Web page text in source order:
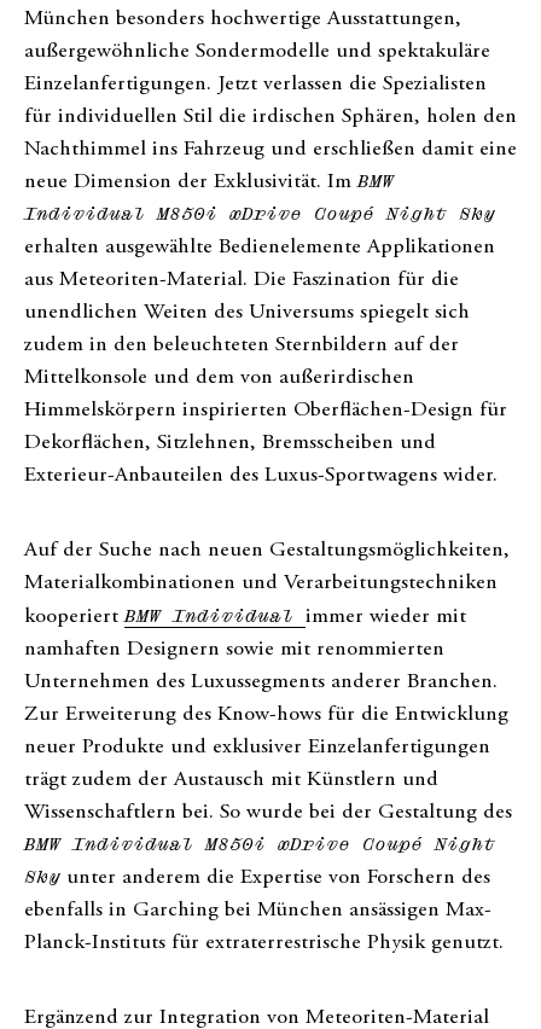
München besonders hochwertige Ausstattungen,
außergewöhnliche Sondermodelle und spektakuläre
Einzelanfertigungen. Jetzt verlassen die Spezialisten
für individuellen Stil die irdischen Sphären, holen den
Nachthimmel ins Fahrzeug und erschließen damit eine
neue Dimension der Exklusivität. ImBMW
Individual M850i xDrive CoupéNight Sky
erhalten ausgewählte Bedienelemente Applikationen
aus Meteoriten-Material. Die Faszination für die
unendlichen Weiten des Universums spiegelt sich
zudem in den beleuchteten Sternbildern auf der
Mittelkonsole und dem von außerirdischen
Himmelskörpern inspirierten Oberflächen-Design für
Dekorflächen, Sitzlehnen, Bremsscheiben und
Exterieur-Anbauteilen des Luxus-Sportwagens wider.
Auf der Suche nach neuen Gestaltungsmöglichkeiten,
Materialkombinationen und Verarbeitungstechniken
kooperiertBMW Individual immer wieder mit
namhaften Designern sowie mit renommierten
Unternehmen des Luxussegments anderer Branchen.
Zur Erweiterung des Know-hows für die Entwicklung
neuer Produkte und exklusiver Einzelanfertigungen
trägt zudem der Austausch mit Künstlern und
Wissenschaftlern bei. So wurde bei der Gestaltung des
BMW Individual M850i xDrive Coupé Night
Sky unter anderem die Expertise von Forschern des
ebenfalls in Garching bei München ansässigen Max-
Planck-Instituts für extraterrestrische Physik genutzt.
Ergänzend zur Integration von Meteoriten-Material